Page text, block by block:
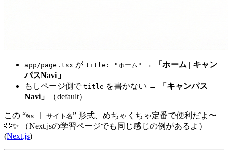
app/page.tsx が title: "ホーム" →
「ホーム | キャン
パスNavi」
もしページ側で title を書かない →
「キャンパス
Navi」
（default）
この “%s | サイト名” 形式、めちゃくちゃ定番で便利だよ〜
🫶✨ （Next.jsの学習ページでも同じ感じの例があるよ）
(Next.js)